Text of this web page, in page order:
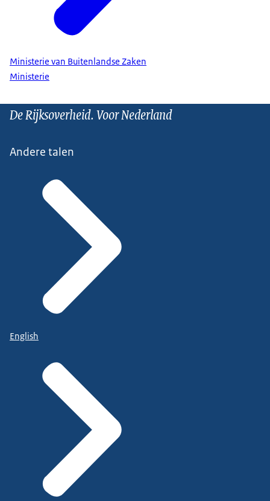
Ministerie van Buitenlandse Zaken
Ministerie
De Rijksoverheid. Voor Nederland
Andere talen
English